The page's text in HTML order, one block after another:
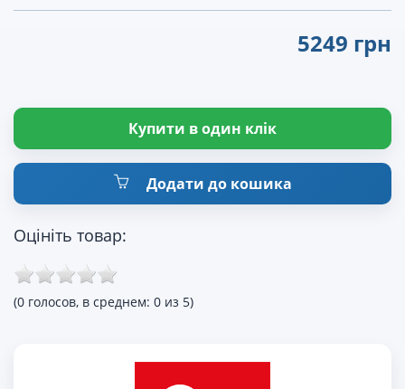
5249 грн
Купити в один клік
Додати до кошика
Оцініть товар:
(0 голосов, в среднем: 0 из 5)